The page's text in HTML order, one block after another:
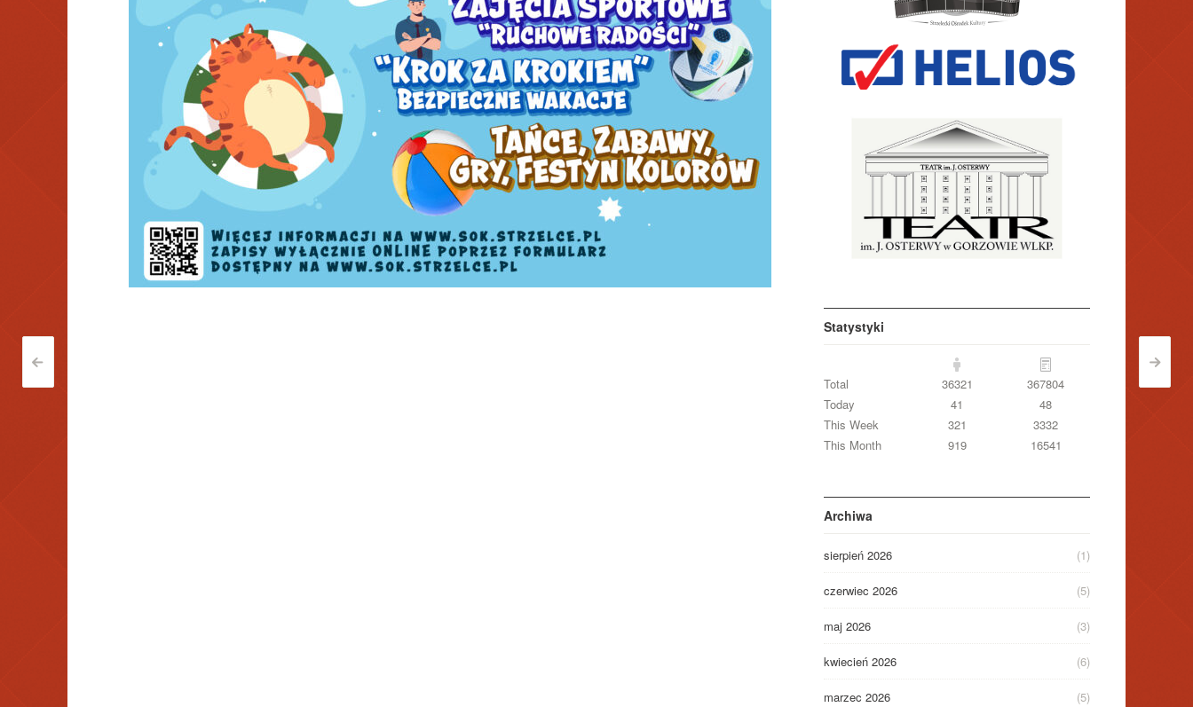
< >
Statystyki
Total 36321
367804
Today
41
48
This Week
321
3332
This Month
919 16541
Archiwa
sierpień 2026 (1)
czerwiec 2026 (5)
maj 2026 (3)
kwiecień 2026 (6)
marzec 2026 (5)